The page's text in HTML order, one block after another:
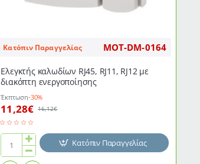
Κατόπιν Παραγγελίας MOT-DM-0164
Ελεγκτής καλωδίων RJ45, RJ11, RJ12 με
διακόπτη ενεργοποίησης
Έκπτωση-30%
11,28€ 16,12€
Ελεγκτής
Κατόπιν Παραγγελίας